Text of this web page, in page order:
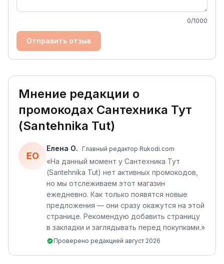
0/1000
Отправить отзыв
Мнение редакции о
промокодах Сантехника Тут
(Santehnika Tut)
ЕО
Елена О. Главный редактор Rukodi.com
«На данный момент у Сантехника Тут
(Santehnika Tut) нет активных промокодов,
но мы отслеживаем этот магазин
ежедневно. Как только появятся новые
предложения — они сразу окажутся на этой
странице. Рекомендую добавить страницу
в закладки и заглядывать перед покупками.»
Проверено редакцией август 2026